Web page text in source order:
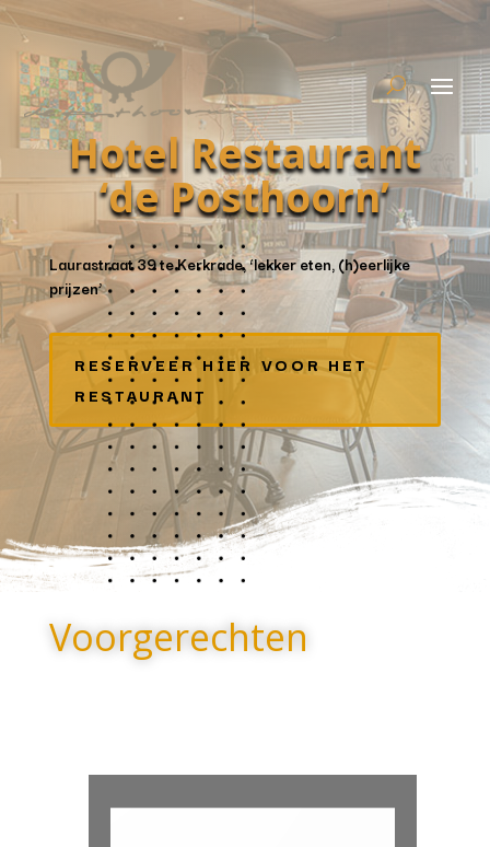
Hotel Restaurant
‘de Posthoorn’
Laurastraat 39 te Kerkrade, ‘lekker eten, (h)eerlijke
prijzen’
RESERVEER HIER VOOR HET
RESTAURANT
Voorgerechten